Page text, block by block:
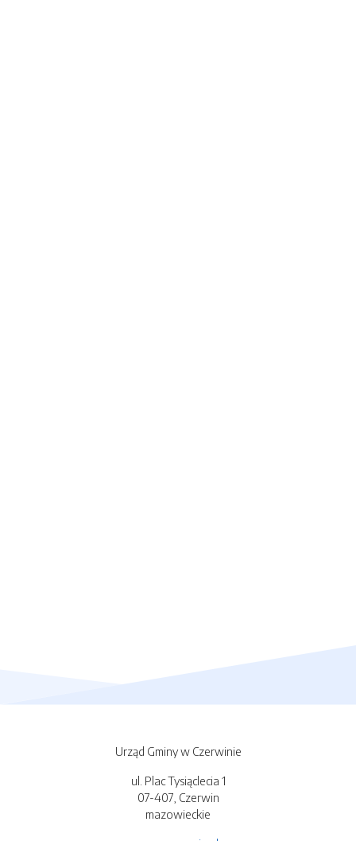
Urząd Gminy w Czerwinie
ul. Plac Tysiąclecia 1
07-407, Czerwin
mazowieckie